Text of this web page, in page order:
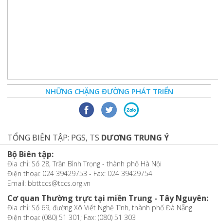
NHỮNG CHẶNG ĐƯỜNG PHÁT TRIỂN
TỔNG BIÊN TẬP: PGS, TS DƯƠNG TRUNG Ý
Bộ Biên tập:
Địa chỉ: Số 28, Trần Bình Trọng - thành phố Hà Nội
Điện thoại: 024 39429753 - Fax: 024 39429754
Email: bbttccs@tccs.org.vn
Cơ quan Thường trực tại miền Trung - Tây Nguyên:
Địa chỉ: Số 69, đường Xô Viết Nghệ Tĩnh, thành phố Đà Nẵng
Điện thoại: (080) 51 301; Fax: (080) 51 303